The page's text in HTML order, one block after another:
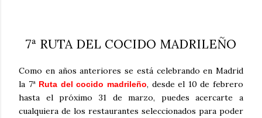
7ª RUTA DEL COCIDO MADRILEÑO
Como en años anteriores se está celebrando en Madrid
la 7ª Ruta del cocido madrileño, desde el 10 de febrero
hasta el próximo 31 de marzo, puedes acercarte a
cualquiera de los restaurantes seleccionados para poder